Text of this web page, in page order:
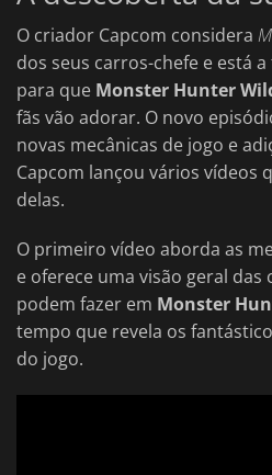
O criador Capcom considera
dos seus carros-chefe e está
para que Monster Hunter
fãs vão adorar. O novo
novas mecânicas de jogo e
Capcom lançou vários vídeos
delas.
O primeiro vídeo aborda as
e oferece uma visão geral das
podem fazer em Monster
tempo que revela os
do jogo.